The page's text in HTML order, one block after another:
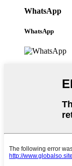
WhatsApp
WhatsApp